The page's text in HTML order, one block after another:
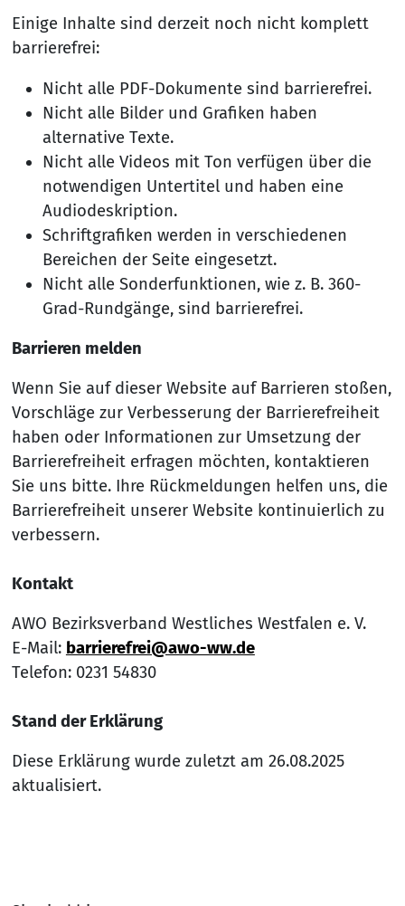
Einige Inhalte sind derzeit noch nicht komplett
barrierefrei:
Nicht alle PDF-Dokumente sind barrierefrei.
Nicht alle Bilder und Grafiken haben
alternative Texte.
Nicht alle Videos mit Ton verfügen über die
notwendigen Untertitel und haben eine
Audiodeskription.
Schriftgrafiken werden in verschiedenen
Bereichen der Seite eingesetzt.
Nicht alle Sonderfunktionen, wie z. B. 360-
Grad-Rundgänge, sind barrierefrei.
Barrieren melden
Wenn Sie auf dieser Website auf Barrieren stoßen,
Vorschläge zur Verbesserung der Barrierefreiheit
haben oder Informationen zur Umsetzung der
Barrierefreiheit erfragen möchten, kontaktieren
Sie uns bitte. Ihre Rückmeldungen helfen uns, die
Barrierefreiheit unserer Website kontinuierlich zu
verbessern.
Kontakt
AWO Bezirksverband Westliches Westfalen e. V.
E-Mail: barrierefrei@awo-ww.de
Telefon: 0231 54830
Stand der Erklärung
Diese Erklärung wurde zuletzt am 26.08.2025
aktualisiert.